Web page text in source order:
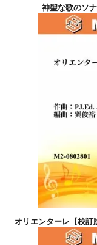
神聖な歌のソ
オリエンターレ【校訂